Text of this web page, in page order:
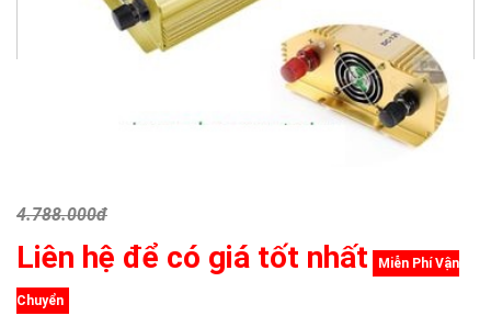
4.788.000đ
Liên hệ để có giá tốt nhất Miễn Phí Vận
Chuyển